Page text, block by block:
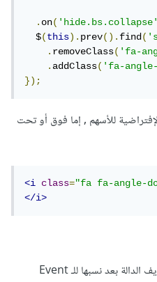
.on(
  $
(this).prev().find(
.removeClass('fa-
.addClass('fa-
});
للأسهم , إما فوق أو تحت
<i class="fa fa-angle-
</i>
لم يعمل الفيديو بسبب أنك تقوم بتعريف الدالة بعد نسبها للـ Event